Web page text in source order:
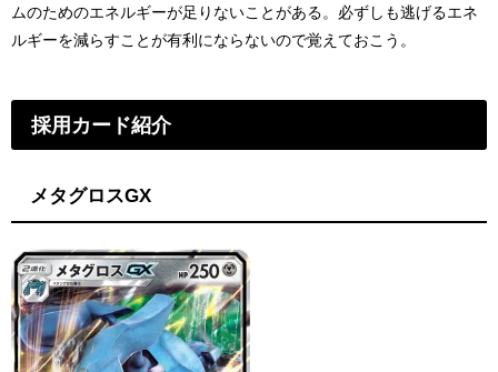
ムのためのエネルギーが足りないことがある。必ずしも逃げるエネ
ルギーを減らすことが有利にならないので覚えておこう。
採用カード紹介
メタグロスGX